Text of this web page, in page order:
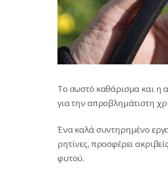
Το σωστό καθάρισμα και η
για την απροβλημάτιστη
Ένα καλά συντηρημένο
ρητίνες, προσφέρει
φυτoύ.